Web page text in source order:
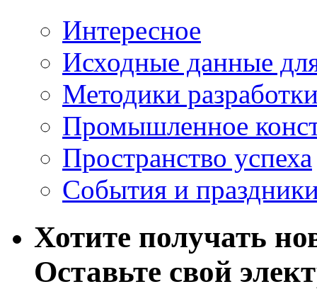
Интересное
Исходные данные
Методики
Промышленное
Пространство успеха
События и
Хотите получать
Оставьте свой